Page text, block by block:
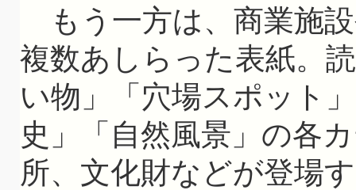
もう一方は、商業施
複数あしらった表紙。
い物」「穴場スポット
史」「自然風景」の各
所、文化財などが登場